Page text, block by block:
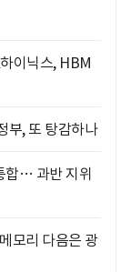
이닉스, HBM
부, 또 탕감하나
합… 과반 지위
모리 다음은 광